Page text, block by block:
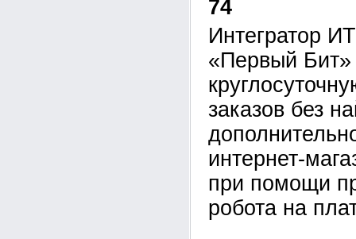
74
Интегратор
«Первый Бит»
заказов без
интернет-
при помощи
робота на